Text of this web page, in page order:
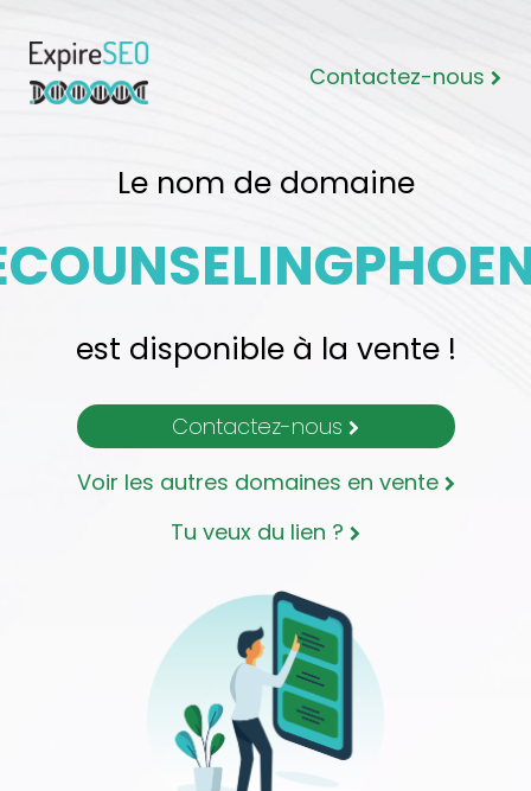
Contactez-nous
Le nom de domaine
est disponible à la vente !
Contactez-nous
Voir les autres domaines en vente
Tu veux du lien ?